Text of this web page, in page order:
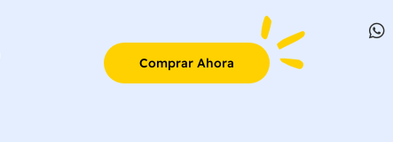
Comprar Ahora